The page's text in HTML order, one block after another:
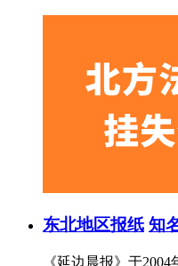
东北地区报纸 知
《延边晨报》于